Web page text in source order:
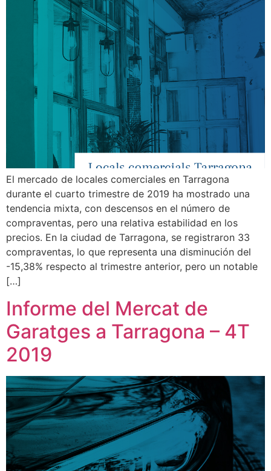
El mercado de locales comerciales en Tarragona
durante el cuarto trimestre de 2019 ha mostrado una
tendencia mixta, con descensos en el número de
compraventas, pero una relativa estabilidad en los
precios. En la ciudad de Tarragona, se registraron 33
compraventas, lo que representa una disminución del
-15,38% respecto al trimestre anterior, pero un notable
[…]
Informe del Mercat de
Garatges a Tarragona – 4T
2019